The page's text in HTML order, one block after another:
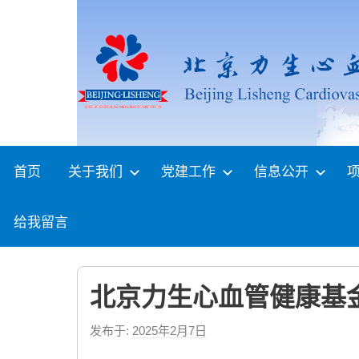
首页 关于我们 党建工作 信息公开
给我留言
北京力生心血管健康基
发布于: 2025年2月7日